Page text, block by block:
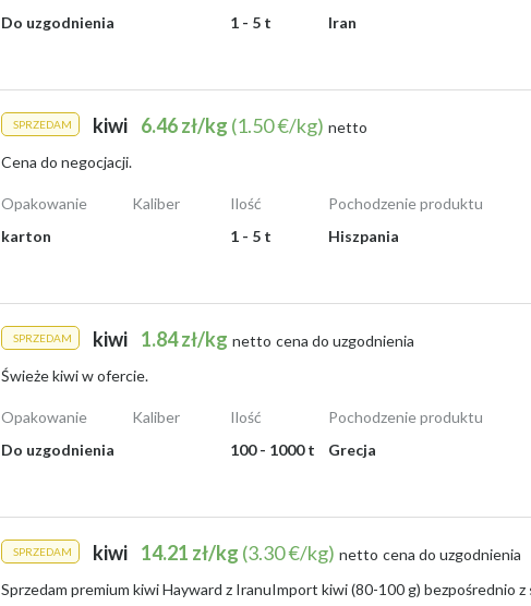
Do uzgodnienia
1 - 5 t
Iran
SPRZEDAM kiwi 6.46 zł/kg (1.50 €/kg) netto
Cena do negocjacji.
Opakowanie
karton
Kaliber
Ilość
1 - 5 t
Pochodzenie produktu
Hiszpania
SPRZEDAM kiwi 1.84 zł/kg netto cena do uzgodnienia
Świeże kiwi w ofercie.
Opakowanie
Do uzgodnienia
Kaliber
Ilość
100 - 1000 t
Pochodzenie produktu
Grecja
SPRZEDAM kiwi 14.21 zł/kg (3.30 €/kg) netto cena do uzgodnienia